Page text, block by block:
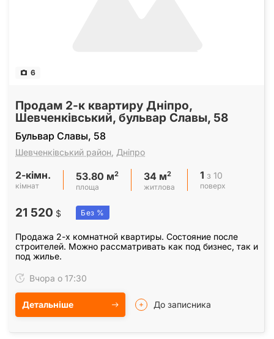
6
Продам 2-к квартиру Дніпро,
Шевченківський, бульвар Славы, 58
Бульвар Славы, 58
Шевченківський район Дніпро
2-кімн.
кімнат
53.80 м2
площа
34 м2
житлова
1 з 10
поверх
21 520 $ Без %
Продажа 2-х комнатной квартиры. Состояние после
строителей. Можно рассматривать как под бизнес, так и
под жилье.
Вчора о 17:30
Детальніше До записника